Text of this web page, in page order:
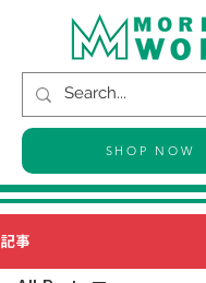
SHOP NOW
記事